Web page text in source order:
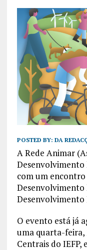
POSTED BY: DA
A Rede Animar
Desenvolvimento
com um encontro
Desenvolvimento
Desenvolvimento
O evento está já
uma quarta-feira,
Centrais do IEFP,